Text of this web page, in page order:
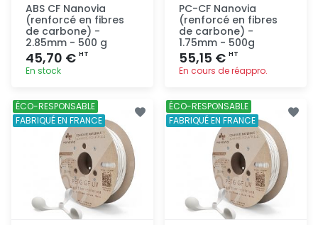
ABS CF Nanovia
(renforcé en fibres
de carbone) -
2.85mm - 500 g
45,70 € HT
En stock
Ajout
rapide
PC-CF Nanovia
(renforcé en fibres
de carbone) -
1.75mm - 500g
55,15 € HT
En cours de réappro.
Ajout
rapide
ÉCO-RESPONSABLE
FABRIQUÉ EN FRANCE
ÉCO-RESPONSABLE
FABRIQUÉ EN FRANCE